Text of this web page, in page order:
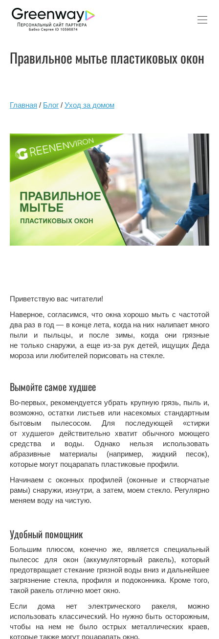
Правильное мытье пластиковых окон
Главная / Блог / Уход за домом
Приветствую вас читатели!
Наверное, согласимся, что окна хорошо мыть с частотой
два раз в год — в конце лета, когда на них налипает много
пыли и пыльцы, и после зимы, когда они грязные
не только снаружи, а еще из-за рук детей, ищущих Деда
мороза или любителей порисовать на стекле.
Вымойте самое худшее
Во-первых, рекомендуется убрать крупную грязь, пыль и,
возможно, остатки листьев или насекомых стандартным
бытовым пылесосом. Для последующей «стирки
от худшего» действительно хватит обычного моющего
средства и воды. Однако нельзя использовать
абразивные материалы (например, жидкий песок),
которые могут поцарапать пластиковые профили.
Начинаем с оконных профилей (оконные и створчатые
рамы) снаружи, изнутри, а затем, моем стекло. Регулярно
меняем воду на чистую.
Удобный помощник
Большим плюсом, конечно же, является специальный
пылесос для окон (аккумуляторный ракель), который
предотвращает стекание грязной воды вниз и дальнейшее
загрязнение стекла, профиля и подоконника. Кроме того,
такой ракель отлично моет окно.
Если дома нет электрического ракеля, можно
использовать классический. Но нужно быть осторожным,
чтобы на нем не было острых металлических краев,
которые также могут поцарапать окно.